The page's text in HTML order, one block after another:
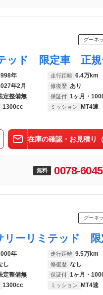
グーネ
年 走行距離 6.4万km
年2月 修復歴 あり
定整備無 保証付 1ヶ月・
1300cc ミッション MT4速
在庫の確認・お見積り（
無料 0078-
グーネ
年 走行距離 9.5万km
し 修復歴 なし
定整備無 保証付 1ヶ月・
1300cc ミッション MT4速